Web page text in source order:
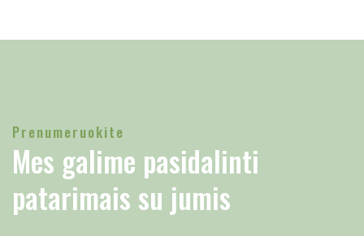
Prenumeruokite
Mes galime pasidalinti
patarimais su jumis